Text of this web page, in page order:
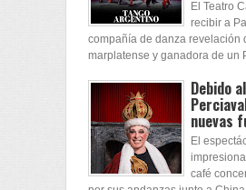
El Teatro
recibir a
compañía de danza revelación
marplatense y ganadora de un
Debido
nuevas
El
café